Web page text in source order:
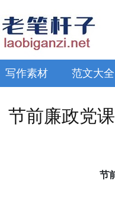
写作素材 范文大全
节前廉政党
节